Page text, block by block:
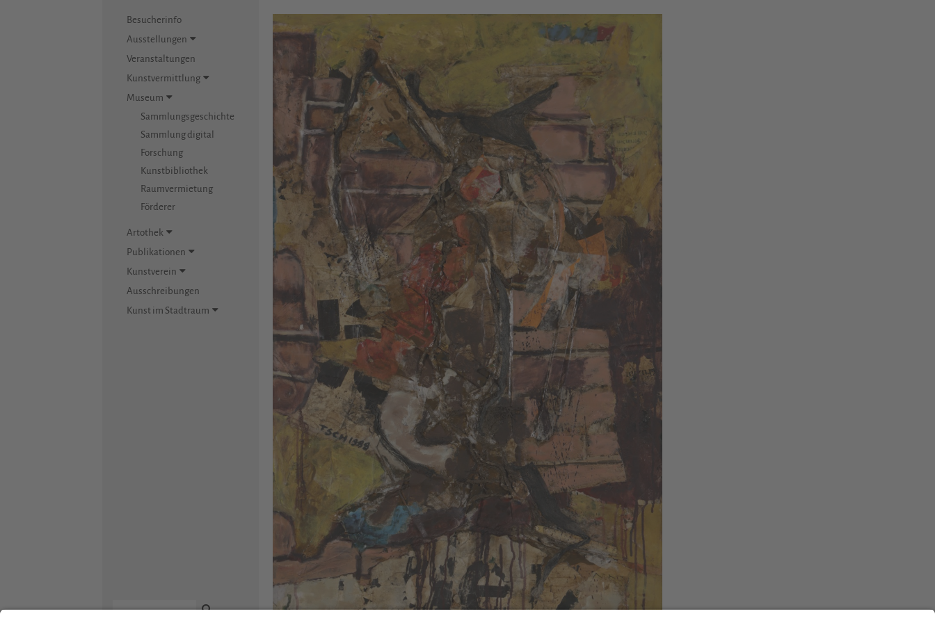
Besucherinfo
Ausstellungen
Veranstaltungen
Kunstvermittlung
Museum
Sammlungsgeschichte
Sammlung digital
Forschung
Kunstbibliothek
Raumvermietung
Förderer
Artothek
Publikationen
Kunstverein
Ausschreibungen
Kunst im Stadtraum